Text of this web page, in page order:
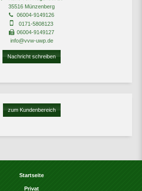
35516 Münzenberg
06004-9149126
0171-5808123
06004-9149127
info@vvw-uwp.de
Nachricht schreiben
zum Kundenbereich
Startseite
Privat